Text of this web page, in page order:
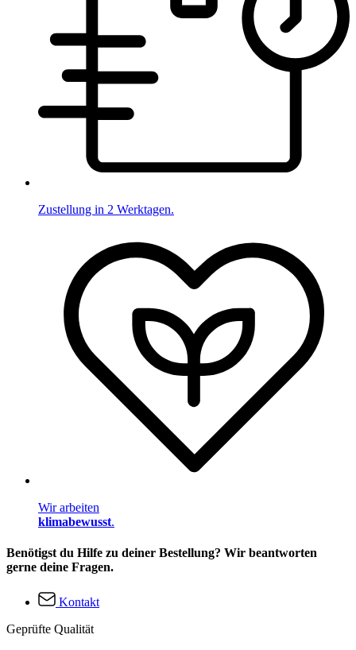
Zustellung in 2 Werktagen.
Wir arbeiten
klimabewusst.
Benötigst du Hilfe zu deiner Bestellung? Wir beantworten
gerne deine Fragen.
Kontakt
Geprüfte Qualität